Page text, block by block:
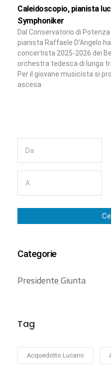
Caleidoscopio, pianista
Symphoniker
Dal Conservatorio di
pianista Raffaele D’Angelo
concertista 2025-2026 dei
orchestra tedesca di lunga
Per il giovane musicista si
ascesa
Categorie
Presidente Giunta
Tag
Acquedotto Lucano